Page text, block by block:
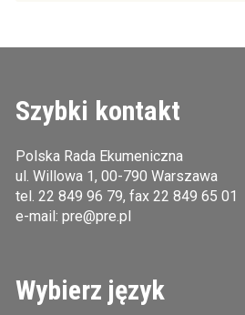
Szybki kontakt
Polska Rada Ekumeniczna
ul. Willowa 1, 00-790 Warszawa
tel. 22 849 96 79, fax 22 849 65 01
e-mail: pre@pre.pl
Wybierz język